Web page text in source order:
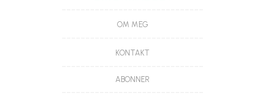
OM MEG
KONTAKT
ABONNER